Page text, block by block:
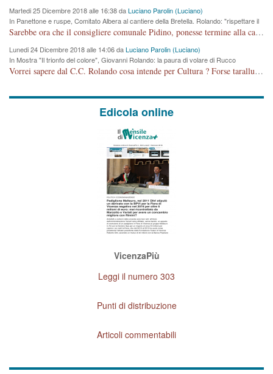
Martedi 25 Dicembre 2018 alle 16:38 daLuciano Parolin (Luciano)
In Panettone e ruspe, Comitato Albera al cantiere della Bretella. Rolando: "rispettare il
cronoprogramma"
Sarebbe ora che il consigliere comunale Pidino, ponesse termine alla campagna elettorale nel territorio del suo seggio Villaggio del Sole. La tiraca è iniziata, distruggerà 6 km di prateria ovest della città, ricca di fonti e sorgenti d'acqua. I cittadini di Maddalene non avranno più Pace la notte. Molta colpa per la costruzione di questa Strada è proprio del signor Rolando,dei suoi gazebo mobili e che vuol far passare questa opera VANDALICA come progetto "utile" a chi ? Non è cosa seria sig. Rolando!
Lunedi 24 Dicembre 2018 alle 14:06 daLuciano Parolin (Luciano)
In Mostra "Il trionfo del colore", Giovanni Rolando: la paura di volare di Rucco
Vorrei sapere dal C.C. Rolando cosa intende per Cultura ? Forse tarallucci, vino e sagre, o spaghetti tricolori del PD ? Il continuo (s)parlare della mostra a Palazzo Chiericati caro consigliere DANNEGGIA FORTEMENTE l'immagine della città TUTTA e fa deviare i consensi che in RUSSIA (badi bene ex U.R.S.S.) sono ECCELLENTI. A livello artistico l'evento è di alta Valenza culturale, COMPITO di Tutta la Cittadinanza fare il possibile per propagandare l'iniziativa senza farne UN CASO PARTITICO come fa Lei da sempre. Meno Gazebo + Partecipazione! E così sia. Amen.
Edicola online
VicenzaPiù
Leggi il numero 303
Punti di distribuzione
Articoli commentabili